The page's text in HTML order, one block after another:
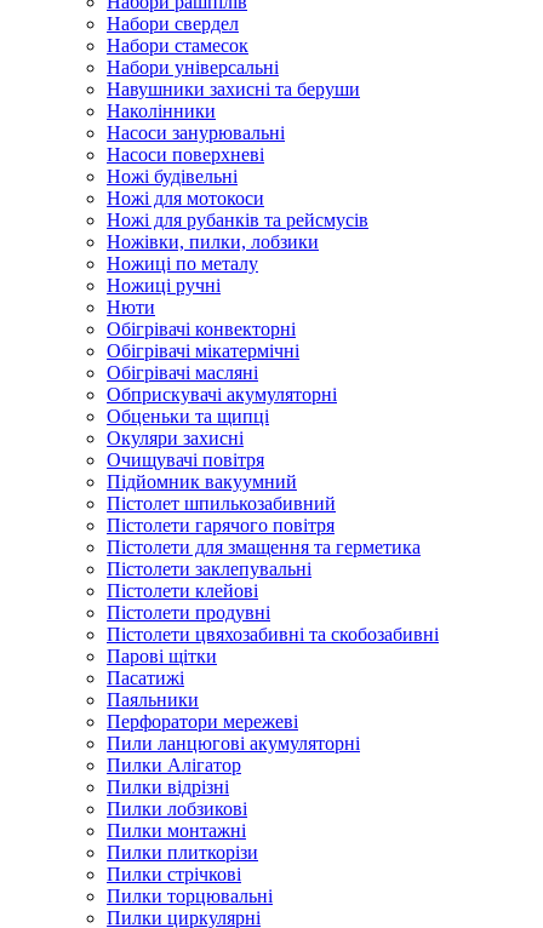
Набори свердел
Набори стамесок
Набори універсальні
Навушники захисні та беруши
Наколінники
Насоси занурювальні
Насоси поверхневі
Ножі будівельні
Ножі для мотокоси
Ножі для рубанків та рейсмусів
Ножівки, пилки, лобзики
Ножиці по металу
Ножиці ручні
Нюти
Обігрівачі конвекторні
Обігрівачі мікатермічні
Обігрівачі масляні
Обприскувачі акумуляторні
Обценьки та щипці
Окуляри захисні
Очищувачі повітря
Підйомник вакуумний
Пістолет шпилькозабивний
Пістолети гарячого повітря
Пістолети для змащення та герметика
Пістолети заклепувальні
Пістолети клейові
Пістолети продувні
Пістолети цвяхозабивні та скобозабивні
Парові щітки
Пасатижі
Паяльники
Перфоратори мережеві
Пили ланцюгові акумуляторні
Пилки Алігатор
Пилки відрізні
Пилки лобзикові
Пилки монтажні
Пилки плиткорізи
Пилки стрічкові
Пилки торцювальні
Пилки циркулярні